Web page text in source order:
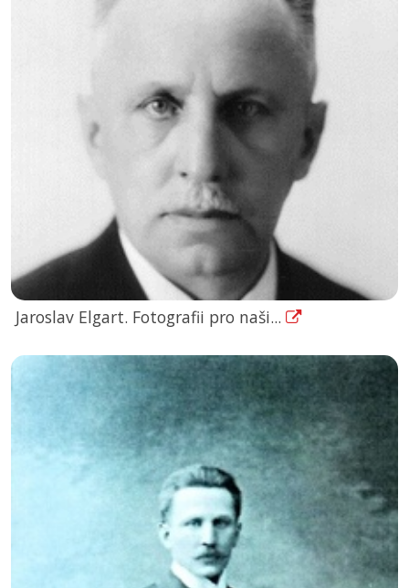
Jaroslav Elgart. Fotografii pro naši...